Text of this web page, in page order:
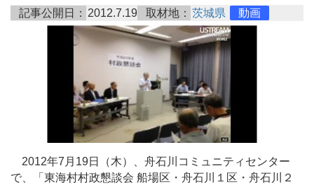
記事公開日： 2012.7.19 取材地： 茨城県 動画
2012年7月19日（木）、舟石川コミュニティセンター
で、「東海村村政懇談会 船場区・舟石川１区・舟石川２